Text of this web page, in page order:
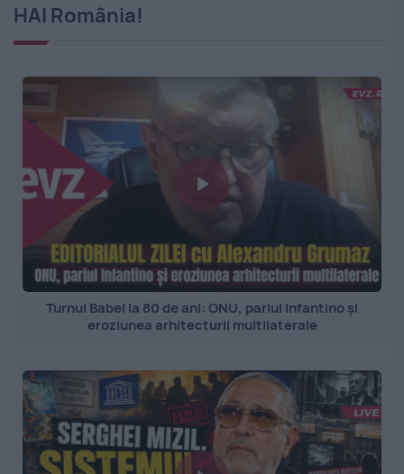
HAI România!
Turnul Babel la 80 de ani: ONU, pariul Infantino și
eroziunea arhitecturii multilaterale